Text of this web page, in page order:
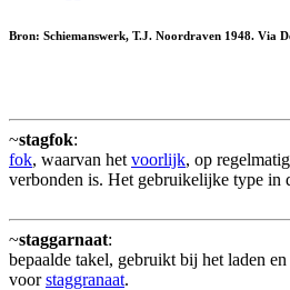
Bron: Schiemanswerk, T.J. Noordraven 1948. Via
~stagfok:
fok, waarvan het voorlijk, op
verbonden is. Het gebruikelijke type in
~staggarnaat:
bepaalde takel, gebruikt bij het laden
voorstaggranaat.